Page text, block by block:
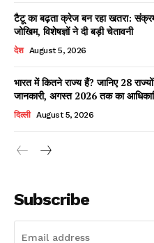
Facebook
X Share
Read Latest
टैटू का बढ़ता क्रेज बन रहा खतरा:
जोखिम, विशेषज्ञों ने दी बड़ी चेतावनी
देश August 5, 2026
भारत में कितने राज्य हैं? जानिए 28
जानकारी, अगस्त 2026 तक का
दिल्ली August 5, 2026
Subscribe